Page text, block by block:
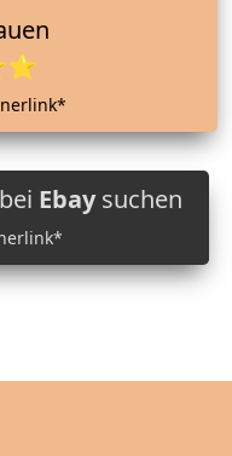
Ebaysuchen